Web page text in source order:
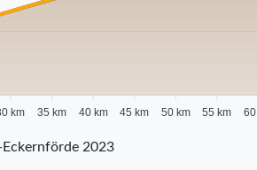
km 35 km 40 km 45 km 50 km 55 km
2023